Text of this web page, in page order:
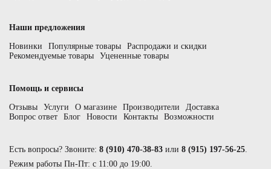
Наши предложения
Новинки Популярные товары
Распродажи и скидки
Рекомендуемые товары
Уцененные товары
Помощь и сервисы
Отзывы Услуги О магазине Производители
Доставка
Вопрос ответ
Блог Новости Контакты Возможности
Есть вопросы? Звоните: 8 (910) 470-38-83 или 8 (915) 197-56-25.
Режим работы Пн-Пт: с 11:00 до 19:00.